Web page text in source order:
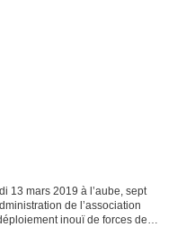
13 mars 2019 à l’aube, sept
de l’association
inouï de forces de